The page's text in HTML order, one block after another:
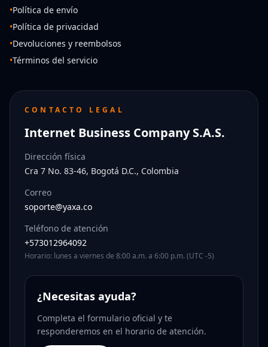
•Política de envío
•Política de privacidad
•Devoluciones y reembolsos
•Términos del servicio
CONTACTO LEGAL
Internet Business Company S.A.S.
Dirección física
Cra 7 No. 83-46, Bogotá D.C., Colombia
Correo
soporte@yaxa.co
Teléfono de atención
+573012964092
Horario: lunes a viernes de 8:00 a.m. a 6:00 p.m. (UTC -5)
¿Necesitas ayuda?
Completa el formulario oficial y te
responderemos en el horario de atención.